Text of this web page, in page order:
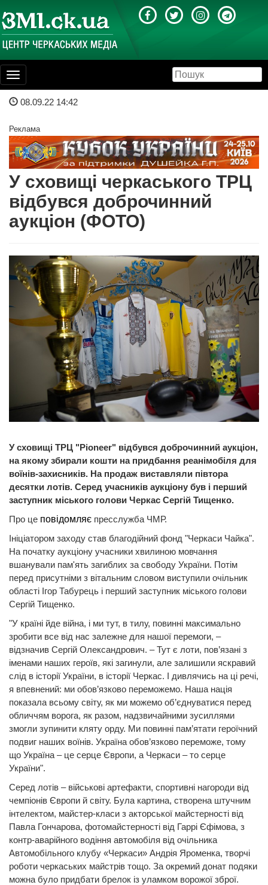
Toggle
navigation
08.09.22 14:42
Реклама
У сховищі черкаського ТРЦ
відбувся доброчинний
аукціон (ФОТО)
У сховищі ТРЦ "Pioneer" відбувся доброчинний аукціон,
на якому збирали кошти на придбання реанімобіля для
воїнів-захисників. На продаж виставляли півтора
десятки лотів. Серед учасників аукціону був і перший
заступник міського голови Черкас Сергій Тищенко.
Про це повідомляє пресслужба ЧМР.
Ініціатором заходу став благодійний фонд "Черкаси Чайка".
На початку аукціону учасники хвилиною мовчання
вшанували пам'ять загиблих за свободу України. Потім
перед присутніми з вітальним словом виступили очільник
області Ігор Табурець і перший заступник міського голови
Сергій Тищенко.
"У країні йде війна, і ми тут, в тилу, повинні максимально
зробити все від нас залежне для нашої перемоги, –
відзначив Сергій Олександрович. – Тут є лоти, пов’язані з
іменами наших героїв, які загинули, але залишили яскравий
слід в історії України, в історії Черкас. І дивлячись на ці речі,
я впевнений: ми обов’язково переможемо. Наша нація
показала всьому світу, як ми можемо об’єднуватися перед
обличчям ворога, як разом, надзвичайними зусиллями
змогли зупинити кляту орду. Ми повинні пам’ятати героїчний
подвиг наших воїнів. Україна обов’язково переможе, тому
що Україна – це серце Європи, а Черкаси – то серце
України".
Серед лотів – військові артефакти, спортивні нагороди від
чемпіонів Європи й світу. Була картина, створена штучним
інтелектом, майстер-класи з акторської майстерності від
Павла Гончарова, фотомайстерності від Гаррі Єфімова, з
контр-аварійного водіння автомобіля від очільника
Автомобільного клубу «Черкаси» Андрія Яроменка, творчі
роботи черкаських майстрів тощо. За окремий донат подяки
можна було придбати брелок із уламком ворожої зброї.